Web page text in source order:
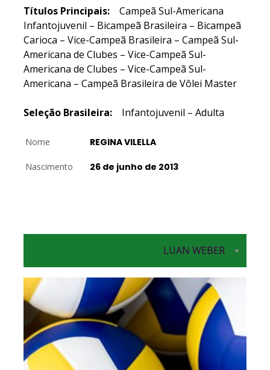
Títulos Principais: Campeã Sul-Americana
Infantojuvenil – Bicampeã Brasileira – Bicampeã
Carioca – Vice-Campeã Brasileira – Campeã Sul-
Americana de Clubes – Vice-Campeã Sul-
Americana de Clubes – Vice-Campeã Sul-
Americana – Campeã Brasileira de Vôlei Master
Seleção Brasileira: Infantojuvenil – Adulta
Nome REGINA VILELLA
Nascimento 26 de junho de 2013
LUAN WEBER